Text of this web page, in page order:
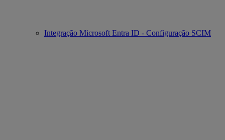
Integração Microsoft Entra ID - Configuração SCIM